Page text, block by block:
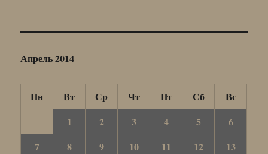
Апрель 2014
Пн Вт Ср Чт Пт Сб
Вс
1
2 3 4 5
6
7
8 9 10 11 12
13